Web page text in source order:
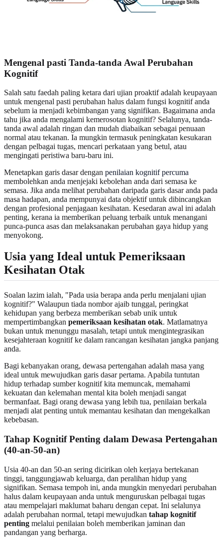
Mengenal pasti Tanda-tanda Awal Perubahan
Kognitif
Salah satu faedah paling ketara dari ujian proaktif adalah keupayaan
untuk mengenal pasti perubahan halus dalam fungsi kognitif anda
sebelum ia menjadi kebimbangan yang signifikan. Bagaimana anda
tahu jika anda mengalami kemerosotan kognitif? Selalunya, tanda-
tanda awal adalah ringan dan mudah diabaikan sebagai penuaan
normal atau tekanan. Ia mungkin termasuk peningkatan kesukaran
dengan pelbagai tugas, mencari perkataan yang betul, atau
mengingati peristiwa baru-baru ini.
Menetapkan garis dasar dengan penilaian kognitif percuma
membolehkan anda menjejaki kebolehan anda dari semasa ke
semasa. Jika anda melihat perubahan daripada garis dasar anda pada
masa hadapan, anda mempunyai data objektif untuk dibincangkan
dengan profesional penjagaan kesihatan. Kesedaran awal ini adalah
penting, kerana ia memberikan peluang terbaik untuk menangani
punca-punca asas dan melaksanakan perubahan gaya hidup yang
menyokong.
Usia yang Ideal untuk Pemeriksaan
Kesihatan Otak
Soalan lazim ialah, "Pada usia berapa anda perlu menjalani ujian
kognitif?" Walaupun tiada nombor ajaib tunggal, peringkat
kehidupan yang berbeza memberikan sebab unik untuk
mempertimbangkan pemeriksaan kesihatan otak. Matlamatnya
bukan untuk menunggu masalah, tetapi untuk mengintegrasikan
kesejahteraan kognitif ke dalam rancangan kesihatan jangka panjang
anda.
Bagi kebanyakan orang, dewasa pertengahan adalah masa yang
ideal untuk mewujudkan garis dasar pertama. Apabila tuntutan
hidup terhadap sumber kognitif kita memuncak, memahami
kekuatan dan kelemahan mental kita boleh menjadi sangat
bermanfaat. Bagi orang dewasa yang lebih tua, penilaian berkala
menjadi alat penting untuk memantau kesihatan dan mengekalkan
kebebasan.
Tahap Kognitif Penting dalam Dewasa Pertengahan
(40-an-50-an)
Usia 40-an dan 50-an sering dicirikan oleh kerjaya bertekanan
tinggi, tanggungjawab keluarga, dan peralihan hidup yang
signifikan. Semasa tempoh ini, anda mungkin menyedari perubahan
halus dalam keupayaan anda untuk menguruskan pelbagai tugas
atau mempelajari maklumat baharu dengan cepat. Ini selalunya
adalah perubahan normal, tetapi mewujudkan tahap kognitif
penting melalui penilaian boleh memberikan jaminan dan
pandangan yang berharga.